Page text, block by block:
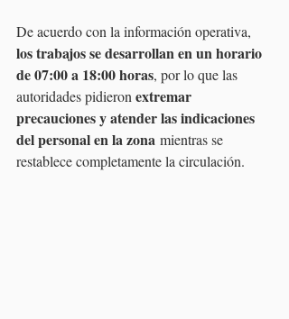
De acuerdo con la información operativa,
los trabajos se desarrollan en un horario
de 07:00 a 18:00 horas, por lo que las
autoridades pidieron extremar
precauciones y atender las indicaciones
del personal en la zona mientras se
restablece completamente la circulación.